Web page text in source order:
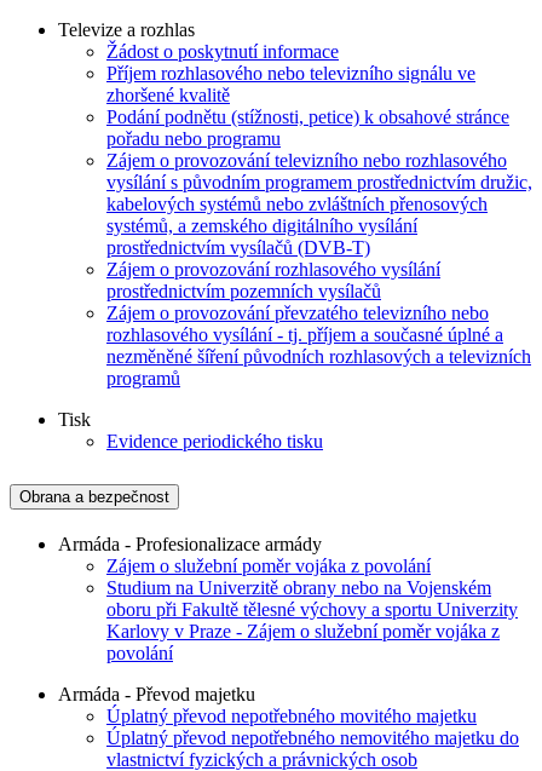
Televize a rozhlas
Žádost o poskytnutí informace
Příjem rozhlasového nebo televizního signálu ve
zhoršené kvalitě
Podání podnětu (stížnosti, petice) k obsahové stránce
pořadu nebo programu
Zájem o provozování televizního nebo rozhlasového
vysílání s původním programem prostřednictvím družic,
kabelových systémů nebo zvláštních přenosových
systémů, a zemského digitálního vysílání
prostřednictvím vysílačů (DVB-T)
Zájem o provozování rozhlasového vysílání
prostřednictvím pozemních vysílačů
Zájem o provozování převzatého televizního nebo
rozhlasového vysílání - tj. příjem a současné úplné a
nezměněné šíření původních rozhlasových a televizních
programů
Tisk
Evidence periodického tisku
Obrana a bezpečnost
Armáda - Profesionalizace armády
Zájem o služební poměr vojáka z povolání
Studium na Univerzitě obrany nebo na Vojenském
oboru při Fakultě tělesné výchovy a sportu Univerzity
Karlovy v Praze - Zájem o služební poměr vojáka z
povolání
Armáda - Převod majetku
Úplatný převod nepotřebného movitého majetku
Úplatný převod nepotřebného nemovitého majetku do
vlastnictví fyzických a právnických osob